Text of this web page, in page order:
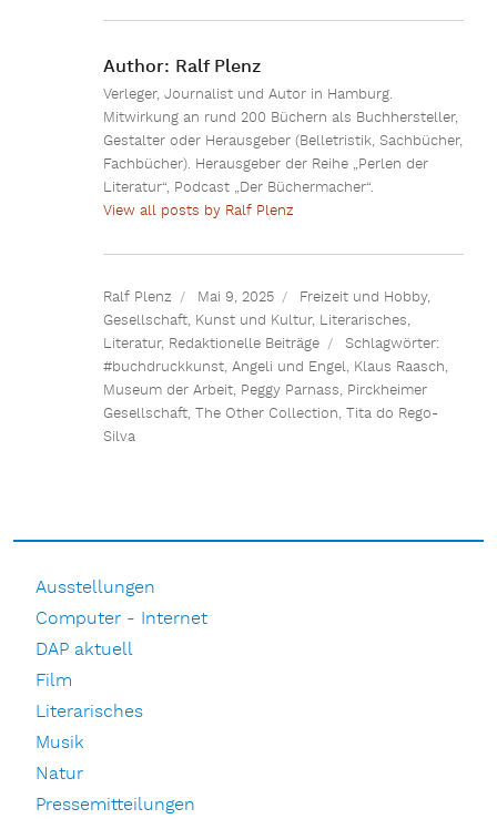
Author: Ralf Plenz
Verleger, Journalist und Autor in Hamburg.
Mitwirkung an rund 200 Büchern als Buchhersteller,
Gestalter oder Herausgeber (Belletristik, Sachbücher,
Fachbücher). Herausgeber der Reihe „Perlen der
Literatur“, Podcast „Der Büchermacher“.
View all posts by Ralf Plenz
Ralf Plenz Mai 9, 2025 Freizeit und Hobby,
Gesellschaft, Kunst und Kultur, Literarisches,
Literatur, Redaktionelle Beiträge
Schlagwörter:
#buchdruckkunst,Angeli und Engel, Klaus Raasch,
Museum der Arbeit, Peggy Parnass, Pirckheimer
Gesellschaft,The Other Collection,Tita do Rego-
Silva
Ausstellungen
Computer - Internet
DAP aktuell
Film
Literarisches
Musik
Natur
Pressemitteilungen